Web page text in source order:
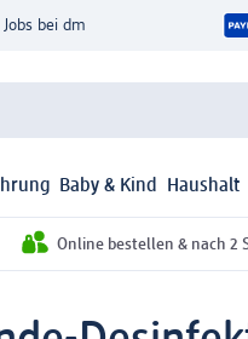
Jobs bei dm
Baby & Kind Haushalt
Online bestellen & nach 2